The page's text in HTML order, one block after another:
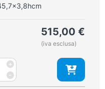
515,00 €
(iva esclusa)
-
+